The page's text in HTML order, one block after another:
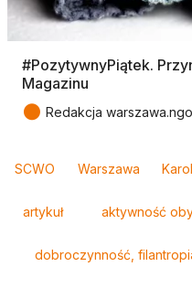
#PozytywnyPiątek.
Magazinu
● Redakcja
SCWO Warszawa
artykuł aktywność
dobroczynność,